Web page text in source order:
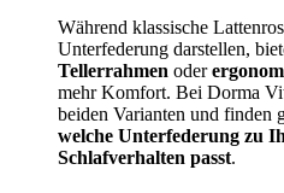
Während klassische
Unterfederung darstellen,
Tellerrahmen oder
mehr Komfort. Bei Dorma
beiden Varianten und finden
welche Unterfederung zu
Schlafverhalten passt.